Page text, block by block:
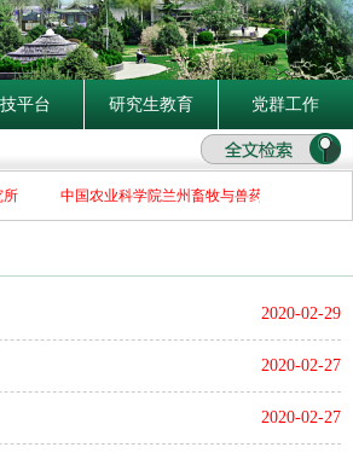
平台 研究生教育 党群工作
中国农业科学院兰州畜牧与兽药研究所2026年
2020-02-29
2020-02-27
2020-02-27